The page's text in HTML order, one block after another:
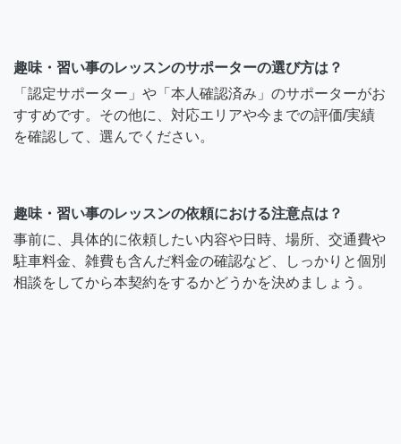
趣味・習い事のレッスンのサポーターの選び方は？
「認定サポーター」や「本人確認済み」のサポーターがお
すすめです。その他に、対応エリアや今までの評価/実績
を確認して、選んでください。
趣味・習い事のレッスンの依頼における注意点は？
事前に、具体的に依頼したい内容や日時、場所、交通費や
駐車料金、雑費も含んだ料金の確認など、しっかりと個別
相談をしてから本契約をするかどうかを決めましょう。